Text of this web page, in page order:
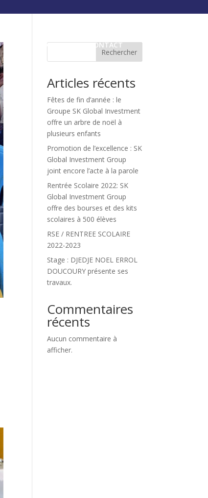
CARRIÈRE CONTACT
Rechercher
Articles récents
Fêtes de fin d’année : le
Groupe SK Global Investment
offre un arbre de noël à
plusieurs enfants
Promotion de l’excellence : SK
Global Investment Group
joint encore l’acte à la parole
Rentrée Scolaire 2022: SK
Global Investment Group
offre des bourses et des kits
scolaires à 500 élèves
RSE / RENTREE SCOLAIRE
2022-2023
Stage : DJEDJE NOEL ERROL
DOUCOURY présente ses
travaux.
Commentaires
récents
Aucun commentaire à
afficher.